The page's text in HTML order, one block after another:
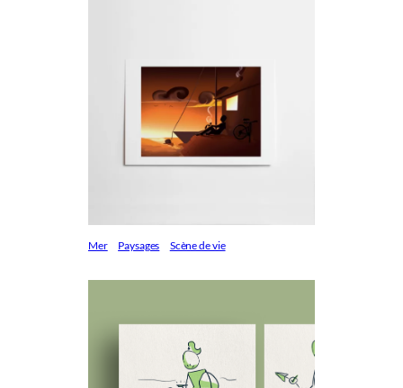
Mer Paysages Scène de vie